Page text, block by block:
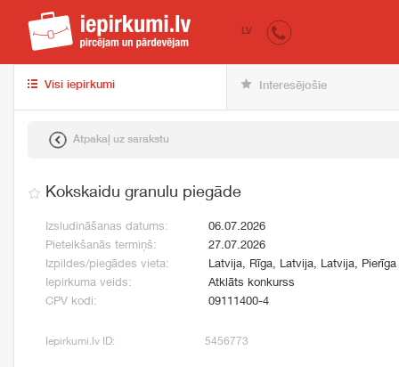
iepirkumi.lv
LV
Visi iepirkumi Interesējošie
Atpakaļ uz sarakstu
Kokskaidu granulu piegāde
Izsludināšanas datums:
06.07.2026
Pieteikšanās termiņš:
27.07.2026
Izpildes/piegādes vieta:
Latvija, Rīga, Latvija, Latvija, Pierīga
Iepirkuma veids:
Atklāts konkurss
CPV kodi:
09111400-4
Iepirkumi.lv ID: 5456773